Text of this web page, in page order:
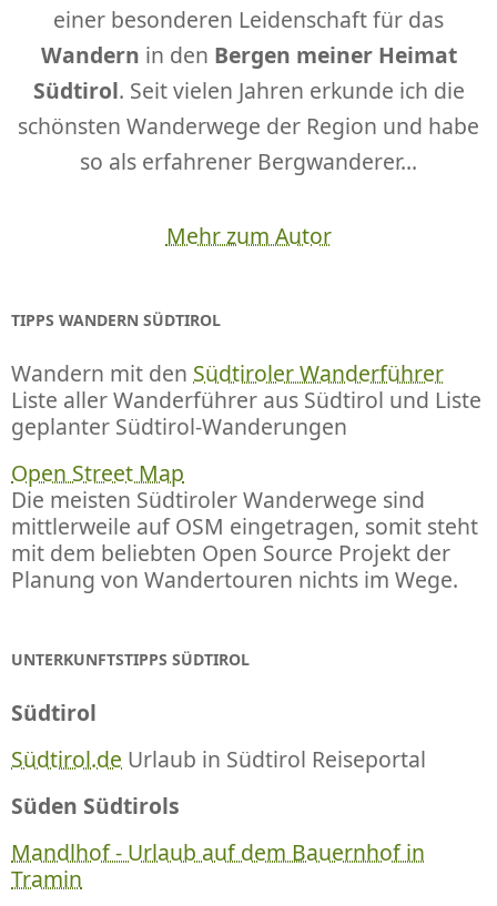
einer besonderen Leidenschaft für das
Wandern in den Bergen meiner Heimat
Südtirol. Seit vielen Jahren erkunde ich die
schönsten Wanderwege der Region und habe
so als erfahrener Bergwanderer...
Mehr zum Autor
TIPPS WANDERN SÜDTIROL
Wandern mit den Südtiroler Wanderführer
Liste aller Wanderführer aus Südtirol und Liste
geplanter Südtirol-Wanderungen
Open Street Map
Die meisten Südtiroler Wanderwege sind
mittlerweile auf OSM eingetragen, somit steht
mit dem beliebten Open Source Projekt der
Planung von Wandertouren nichts im Wege.
UNTERKUNFTSTIPPS SÜDTIROL
Südtirol
Südtirol.de Urlaub in Südtirol Reiseportal
Süden Südtirols
Mandlhof - Urlaub auf dem Bauernhof in
Tramin